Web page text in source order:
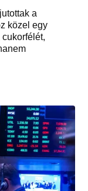
a
közel egy